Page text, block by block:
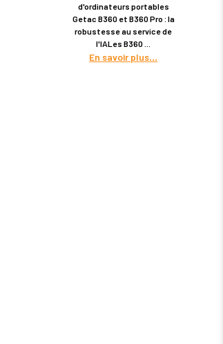
d'ordinateurs portables
Getac B360 et B360 Pro : la
robustesse au service de
l'IALes B360
En savoir plus